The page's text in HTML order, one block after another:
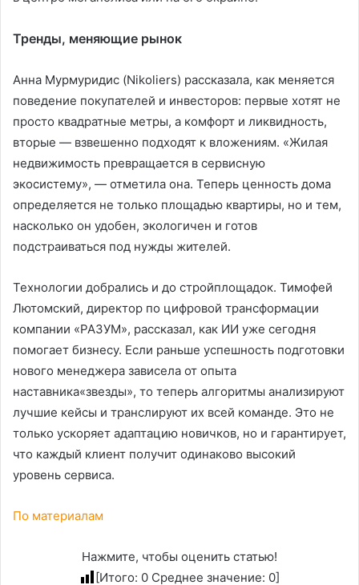
Тренды, меняющие рынок
Анна Мурмуридис (Nikoliers) рассказала, как меняется
поведение покупателей и инвесторов: первые хотят не
просто квадратные метры, а комфорт и ликвидность,
вторые — взвешенно подходят к вложениям. «Жилая
недвижимость превращается в сервисную
экосистему», — отметила она. Теперь ценность дома
определяется не только площадью квартиры, но и тем,
насколько он удобен, экологичен и готов
подстраиваться под нужды жителей.
Технологии добрались и до стройплощадок. Тимофей
Лютомский, директор по цифровой трансформации
компании «РАЗУМ», рассказал, как ИИ уже сегодня
помогает бизнесу. Если раньше успешность подготовки
нового менеджера зависела от опыта
наставника«звезды», то теперь алгоритмы анализируют
лучшие кейсы и транслируют их всей команде. Это не
только ускоряет адаптацию новичков, но и гарантирует,
что каждый клиент получит одинаково высокий
уровень сервиса.
По материалам
Нажмите, чтобы оценить статью!
[Итого: 0 Среднее значение: 0]